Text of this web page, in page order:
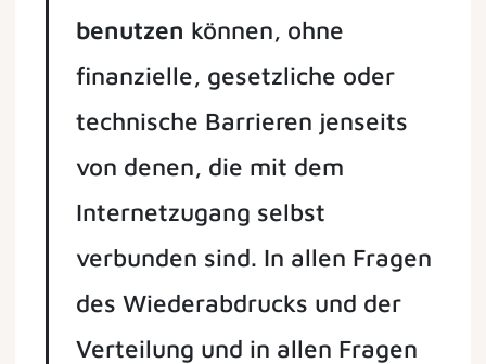
benutzen können, ohne
finanzielle, gesetzliche oder
technische Barrieren jenseits
von denen, die mit dem
Internetzugang selbst
verbunden sind. In allen Fragen
des Wiederabdrucks und der
Verteilung und in allen Fragen